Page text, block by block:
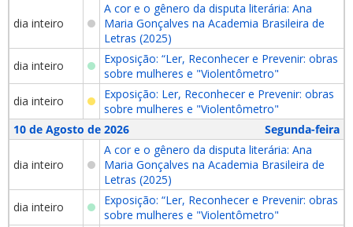
dia inteiro
A cor e o gênero da disputa literária: Ana
Maria Gonçalves na Academia Brasileira de
Letras (2025)
dia inteiro
Exposição: “Ler, Reconhecer e Prevenir: obras
sobre mulheres e "Violentômetro"
dia inteiro
Exposição: Ler, Reconhecer e Prevenir: obras
sobre mulheres e "Violentômetro"
10 de Agosto de 2026
Segunda-feira
dia inteiro
A cor e o gênero da disputa literária: Ana
Maria Gonçalves na Academia Brasileira de
Letras (2025)
dia inteiro
Exposição: “Ler, Reconhecer e Prevenir: obras
sobre mulheres e "Violentômetro"